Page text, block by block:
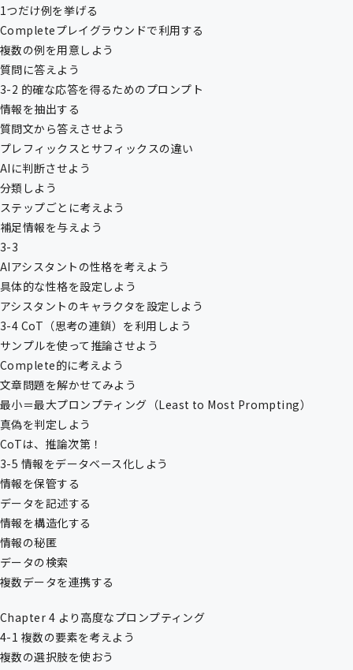
1つだけ例を挙げる
Completeプレイグラウンドで利用する
複数の例を用意しよう
質問に答えよう
3-2 的確な応答を得るためのプロンプト
情報を抽出する
質問文から答えさせよう
プレフィックスとサフィックスの違い
AIに判断させよう
分類しよう
ステップごとに考えよう
補足情報を与えよう
3-3
AIアシスタントの性格を考えよう
具体的な性格を設定しよう
アシスタントのキャラクタを設定しよう
3-4 CoT（思考の連鎖）を利用しよう
サンプルを使って推論させよう
Complete的に考えよう
文章問題を解かせてみよう
最小＝最大プロンプティング（Least to Most Prompting）
真偽を判定しよう
CoTは、推論次第！
3-5 情報をデータベース化しよう
情報を保管する
データを記述する
情報を構造化する
情報の秘匿
データの検索
複数データを連携する
Chapter 4 より高度なプロンプティング
4-1 複数の要素を考えよう
複数の選択肢を使おう